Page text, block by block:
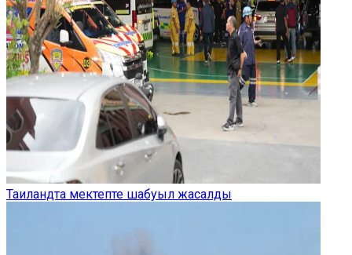
Таиландта мектепте шабуыл жасалды